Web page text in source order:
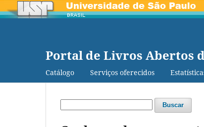
Portal de Livros Abertos
Catálogo Serviços oferecidos
Buscar